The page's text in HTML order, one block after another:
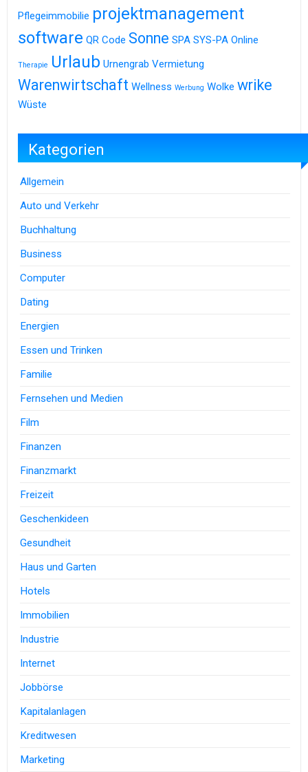
Pflegeimmobilie projektmanagement
software QR Code Sonne SPA SYS-PA Online
Therapie Urlaub Urnengrab Vermietung
Warenwirtschaft Wellness Werbung Wolke wrike
Wüste
Kategorien
Allgemein
Auto und Verkehr
Buchhaltung
Business
Computer
Dating
Energien
Essen und Trinken
Familie
Fernsehen und Medien
Film
Finanzen
Finanzmarkt
Freizeit
Geschenkideen
Gesundheit
Haus und Garten
Hotels
Immobilien
Industrie
Internet
Jobbörse
Kapitalanlagen
Kreditwesen
Marketing